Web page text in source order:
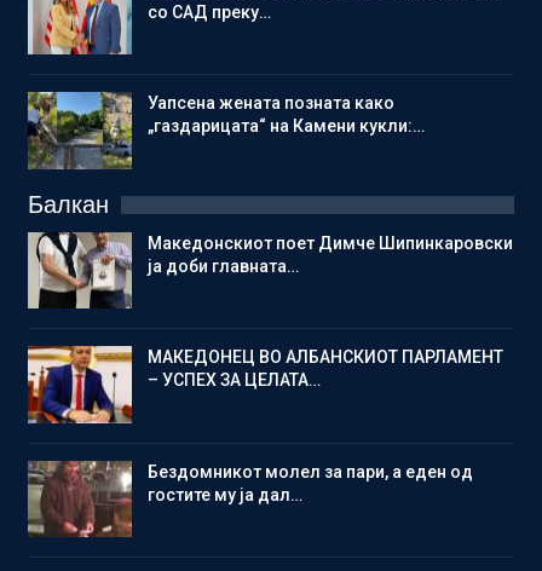
со САД преку…
Уапсена жената позната како
„газдарицата“ на Камени кукли:…
Балкан
Македонскиот поет Димче Шипинкаровски
ја доби главната…
МАКЕДОНЕЦ ВО АЛБАНСКИОТ ПАРЛАМЕНТ
– УСПЕХ ЗА ЦЕЛАТА…
Бездомникот молел за пари, а еден од
гостите му ја дал…